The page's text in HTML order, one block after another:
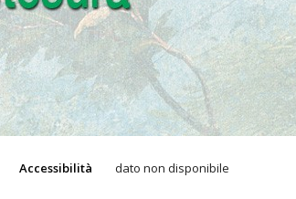
Accessibilità dato non disponibile